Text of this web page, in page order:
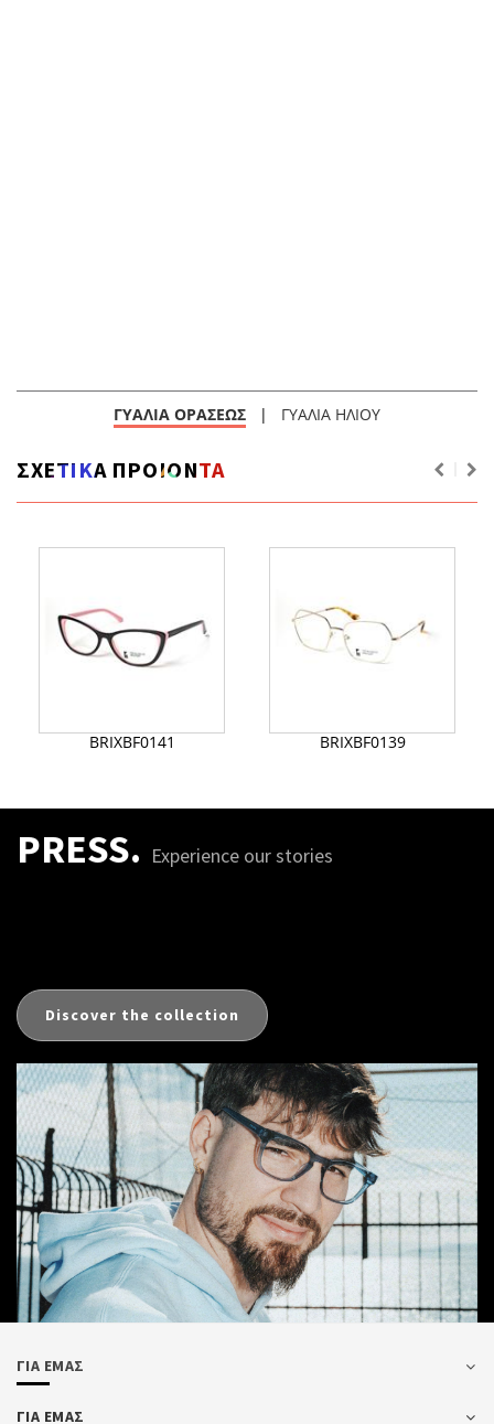
ΓΥΑΛΙΑ ΟΡΑΣΕΩΣ | ΓΥΑΛΙΑ ΗΛΙΟΥ
ΣΧΕΤΙΚΑ ΠΡΟΙΟΝΤΑ
BRIXBF0141 BRIXBF0139
PRESS. Experience our stories
Discover the collection
ΓΙΑ ΕΜΑΣ
ΓΙΑ ΕΜΑΣ